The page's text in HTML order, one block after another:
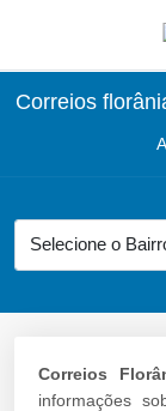
Correios
Correios
informações